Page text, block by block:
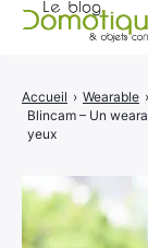
Accueil › Wearable ›
Blincam – Un
yeux
Catégories
CONTACT